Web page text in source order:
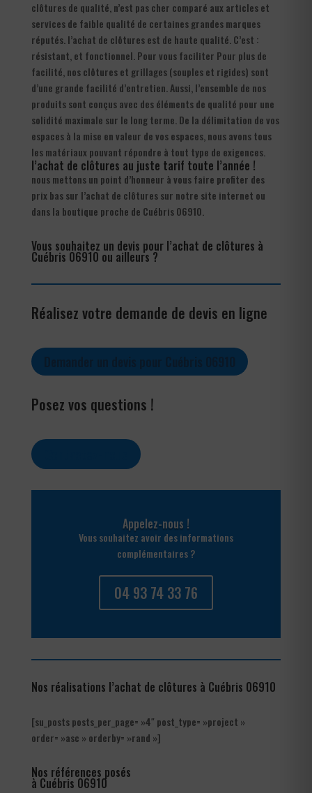
clôtures de qualité, n’est pas cher comparé aux articles et
services de faible qualité de certaines grandes marques
réputés. l’achat de clôtures est de haute qualité. C’est :
résistant, et fonctionnel. Pour vous faciliter Pour plus de
facilité, nos clôtures et grillages (souples et rigides) sont
d’une grande facilité d’entretien. Aussi, l’ensemble de nos
produits sont conçus avec des éléments de qualité pour une
solidité maximale sur le long terme. De la délimitation de vos
espaces à la mise en valeur de vos espaces, nous avons tous
les matériaux pouvant répondre à tout type de exigences.
l’achat de clôtures au juste tarif toute l’année !
nous mettons un point d’honneur à vous faire profiter des
prix bas sur l’achat de clôtures sur notre site internet ou
dans la boutique proche de Cuébris 06910.
Vous souhaitez un devis pour l’achat de clôtures à
Cuébris 06910 ou ailleurs ?
Réalisez votre demande de devis en ligne
Posez vos questions !
Appelez-nous !
Vous souhaitez avoir des informations
complémentaires ?
04 93 74 33 76
Nos réalisations l’achat de clôtures à Cuébris 06910
[su_posts posts_per_page= »4″ post_type= »project »
order= »asc » orderby= »rand »]
Nos références posés
à Cuébris 06910